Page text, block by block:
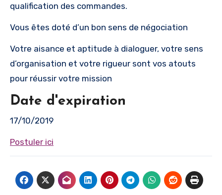
qualification des commandes.
Vous êtes doté d’un bon sens de négociation
Votre aisance et aptitude à dialoguer, votre sens
d’organisation et votre rigueur sont vos atouts
pour réussir votre mission
Date d'expiration
17/10/2019
Postuler ici